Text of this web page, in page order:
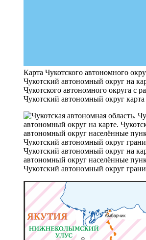
Карта Чукотского автономного
Чукотский автономный округ на
Чукотского автономного округа с
Чукотский автономный округ
Чукотский автономный округ на
автономный округ населённые
Чукотский автономный округ